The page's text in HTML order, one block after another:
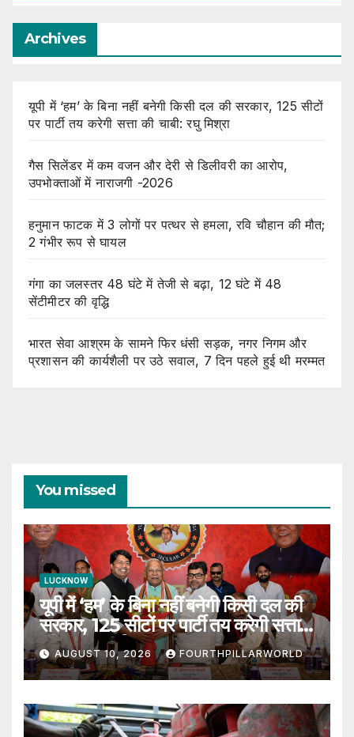
Archives
यूपी में ‘हम’ के बिना नहीं बनेगी किसी दल की सरकार, 125 सीटों
पर पार्टी तय करेगी सत्ता की चाबी: रघु मिश्रा
गैस सिलेंडर में कम वजन और देरी से डिलीवरी का आरोप,
उपभोक्ताओं में नाराजगी -2026
हनुमान फाटक में 3 लोगों पर पत्थर से हमला, रवि चौहान की मौत;
2 गंभीर रूप से घायल
गंगा का जलस्तर 48 घंटे में तेजी से बढ़ा, 12 घंटे में 48
सेंटीमीटर की वृद्धि
भारत सेवा आश्रम के सामने फिर धंसी सड़क, नगर निगम और
प्रशासन की कार्यशैली पर उठे सवाल, 7 दिन पहले हुई थी मरम्मत
You missed
LUCKNOW
यूपी में ‘हम’ के बिना नहीं बनेगी किसी दल की
सरकार, 125 सीटों पर पार्टी तय करेगी सत्ता
की चाबी: रघु मिश्रा
AUGUST 10, 2026 FOURTHPILLARWORLD